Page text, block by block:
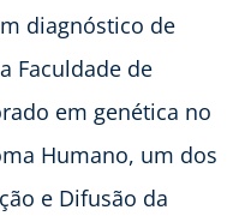
diagnóstico de
Faculdade de
em genética no
Humano, um dos
e Difusão da